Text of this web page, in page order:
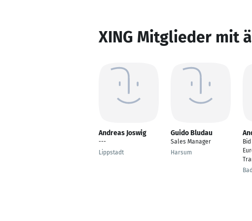
XING Mitglieder mit
Andreas Joswig
---
Lippstadt
Guido Bludau
Sales Manager
Harsum